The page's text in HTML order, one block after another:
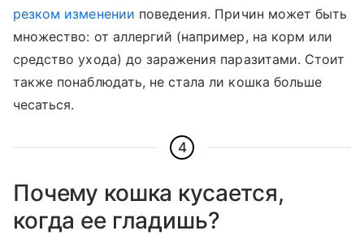
резком изменении поведения. Причин может быть
множество: от аллергий (например, на корм или
средство ухода) до заражения паразитами. Стоит
также понаблюдать, не стала ли кошка больше
чесаться.
4
Почему кошка кусается,
когда ее гладишь?